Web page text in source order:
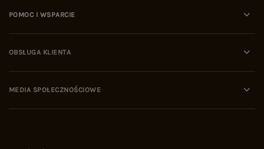
POMOC I WSPARCIE
OBSŁUGA KLIENTA
MEDIA SPOŁECZNOŚCIOWE